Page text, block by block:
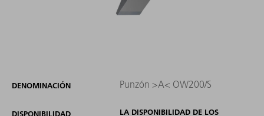
DENOMINACIÓN Punzón >A< OW200/S
DISPONIBILIDAD
LA DISPONIBILIDAD DE LOS